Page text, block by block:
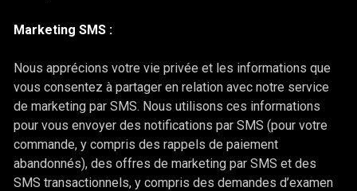
Marketing SMS :
Nous apprécions votre vie privée et les informations que
vous consentez à partager en relation avec notre service
de marketing par SMS. Nous utilisons ces informations
pour vous envoyer des notifications par SMS (pour votre
commande, y compris des rappels de paiement
abandonnés), des offres de marketing par SMS et des
SMS transactionnels, y compris des demandes d’examen